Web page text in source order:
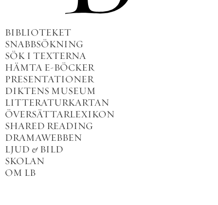
BIBLIOTEKET
SNABBSÖKNING
SÖK I TEXTERNA
HÄMTA E-BÖCKER
PRESENTATIONER
DIKTENS MUSEUM
LITTERATURKARTAN
ÖVERSÄTTARLEXIKON
SHARED READING
DRAMAWEBBEN
LJUD & BILD
SKOLAN
OM LB